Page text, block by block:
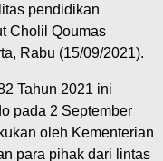
pendidikan
Cholil Qoumas
Rabu (15/09/2021).
Tahun 2021 ini
pada 2 September
oleh Kementerian
para pihak dari lintas